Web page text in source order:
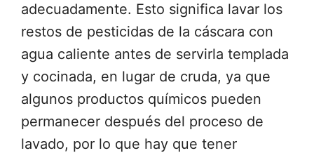
adecuadamente. Esto significa lavar los
restos de pesticidas de la cáscara con
agua caliente antes de servirla templada
y cocinada, en lugar de cruda, ya que
algunos productos químicos pueden
permanecer después del proceso de
lavado, por lo que hay que tener